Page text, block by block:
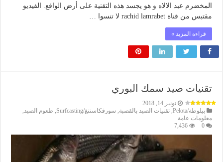
المخضرم عبد الالاه و هو يجسد هذه التقنية على أرض الواقع. الفيديو
مقتبس من قناة rachid lamrabet لا تنسوا …
قراءة المزيد »
تقنيات صيد سمك البوري
نونبر 14, 2018
بيلوطة/Pelota
, تقنيات الصيد بالقصبة سورفكاستنغ/Surfcasting طعوم الصيد
معلومات عامة
0
7,436